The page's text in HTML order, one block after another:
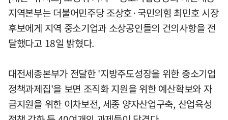
지역본부는 더불어민주당 조상호·국민의힘 최민호 시장
후보에게 지역 중소기업과 소상공인들의 건의사항을 전
달했다고 18일 밝혔다.
대전세종본부가 전달한 '지방주도성장을 위한 중소기업
정책과제집'을 보면 조직화 지원을 위한 예산확보와 자
금지원을 위한 이차보전, 세종 양자산업구축, 산업육성